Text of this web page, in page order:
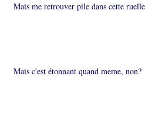
Mais me retrouver pile dans cette
Mais c'est étonnant quand meme, non?